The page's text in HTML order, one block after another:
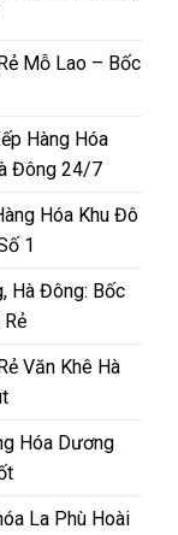
Mỗ Lao – Bốc
Hàng Hóa
Đông 24/7
Hóa Khu Đô
1
Hà Đông: Bốc
Văn Khê Hà
Hóa Dương
La Phù Hoài